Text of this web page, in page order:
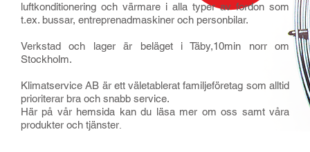
luftkonditionering och värmare i alla typer av fordon som
t.ex. bussar, entreprenadmaskiner och personbilar.
Verkstad och lager är beläget i Täby,10min norr om
Stockholm.
Klimatservice AB är ett väletablerat familjeföretag som alltid
prioriterar bra och snabb service.
Här på vår hemsida kan du läsa mer om oss samt våra
produkter och tjänster